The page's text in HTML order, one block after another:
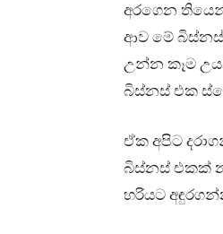
අරගෙන
ආව මේ
උන්න කෑම
බිස්නස් එක
ඒක අපිට
බිස්නස් එකක්
හරියට